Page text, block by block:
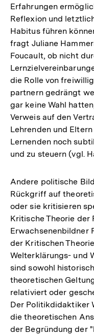
Erfahrungen
Reflexion und
Habitus führen
fragt Juliane
Foucault, ob nicht
die Rolle von
partnern gedrängt
gar keine Wahl
Verweis auf den
Lehrenden und
Lernenden noch
und zu steuern (vgl.
Andere politische
Rückgriff auf
oder sie kritisieren
Kritische Theorie der
Erwachsenenbildner
der Kritischen
Welterklärungs- und
sind sowohl
theoretischen
relativiert oder
Der Politikdidaktiker
die theoretischen
der Begründung der